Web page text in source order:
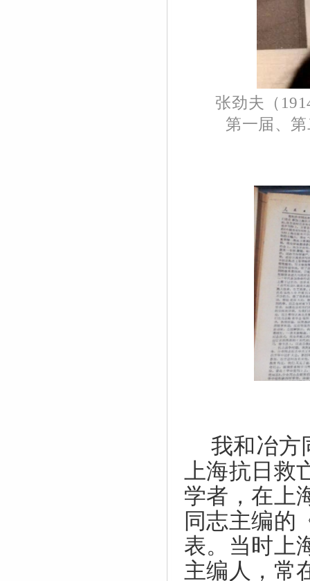
张劲夫（
第一届、
我和冶方
上海抗日救
学者，在上
同志主编的
表。当时上
主编人，常